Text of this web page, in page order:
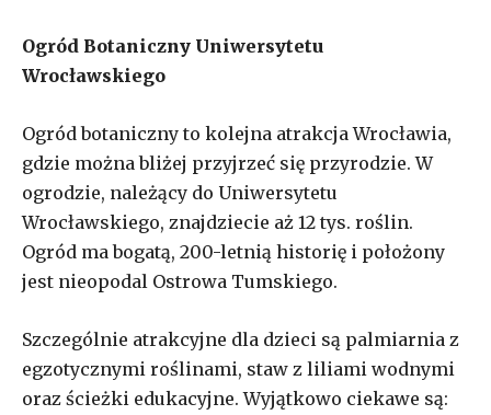
Ogród Botaniczny Uniwersytetu
Wrocławskiego
Ogród botaniczny to kolejna atrakcja Wrocławia,
gdzie można bliżej przyjrzeć się przyrodzie. W
ogrodzie, należący do Uniwersytetu
Wrocławskiego, znajdziecie aż 12 tys. roślin.
Ogród ma bogatą, 200-letnią historię i położony
jest nieopodal Ostrowa Tumskiego.
Szczególnie atrakcyjne dla dzieci są palmiarnia z
egzotycznymi roślinami, staw z liliami wodnymi
oraz ścieżki edukacyjne. Wyjątkowo ciekawe są: